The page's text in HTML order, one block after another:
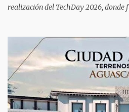
realización del TechDay 2026, donde
seguridad pública y la atención de
reunió a autoridades, especialistas
representantes de instituciones de
conocimientos y conocer las
materia. La titular del C5i, Michelle
reconocimiento es resultado de la